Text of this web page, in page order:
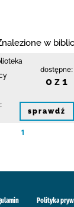
w
dostępne:
0 z 1
sprawdź
1
Polityka